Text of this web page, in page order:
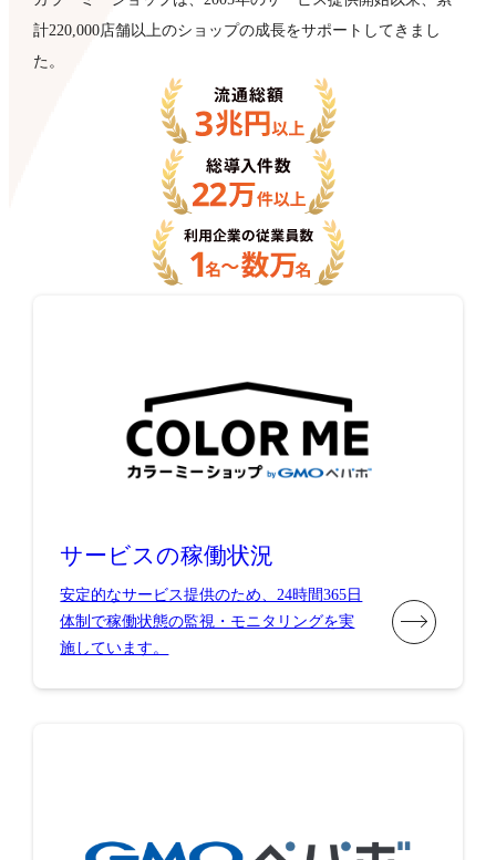
計220,000店舗以上のショップの成長をサポートしてきまし
た。
サービスの稼働状況
安定的なサービス提供のため、24時間365日
体制で稼働状態の監視・モニタリングを実
施しています。